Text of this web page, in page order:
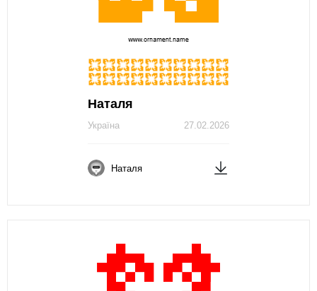
Наталя
27.02.2026
Україна
Наталя